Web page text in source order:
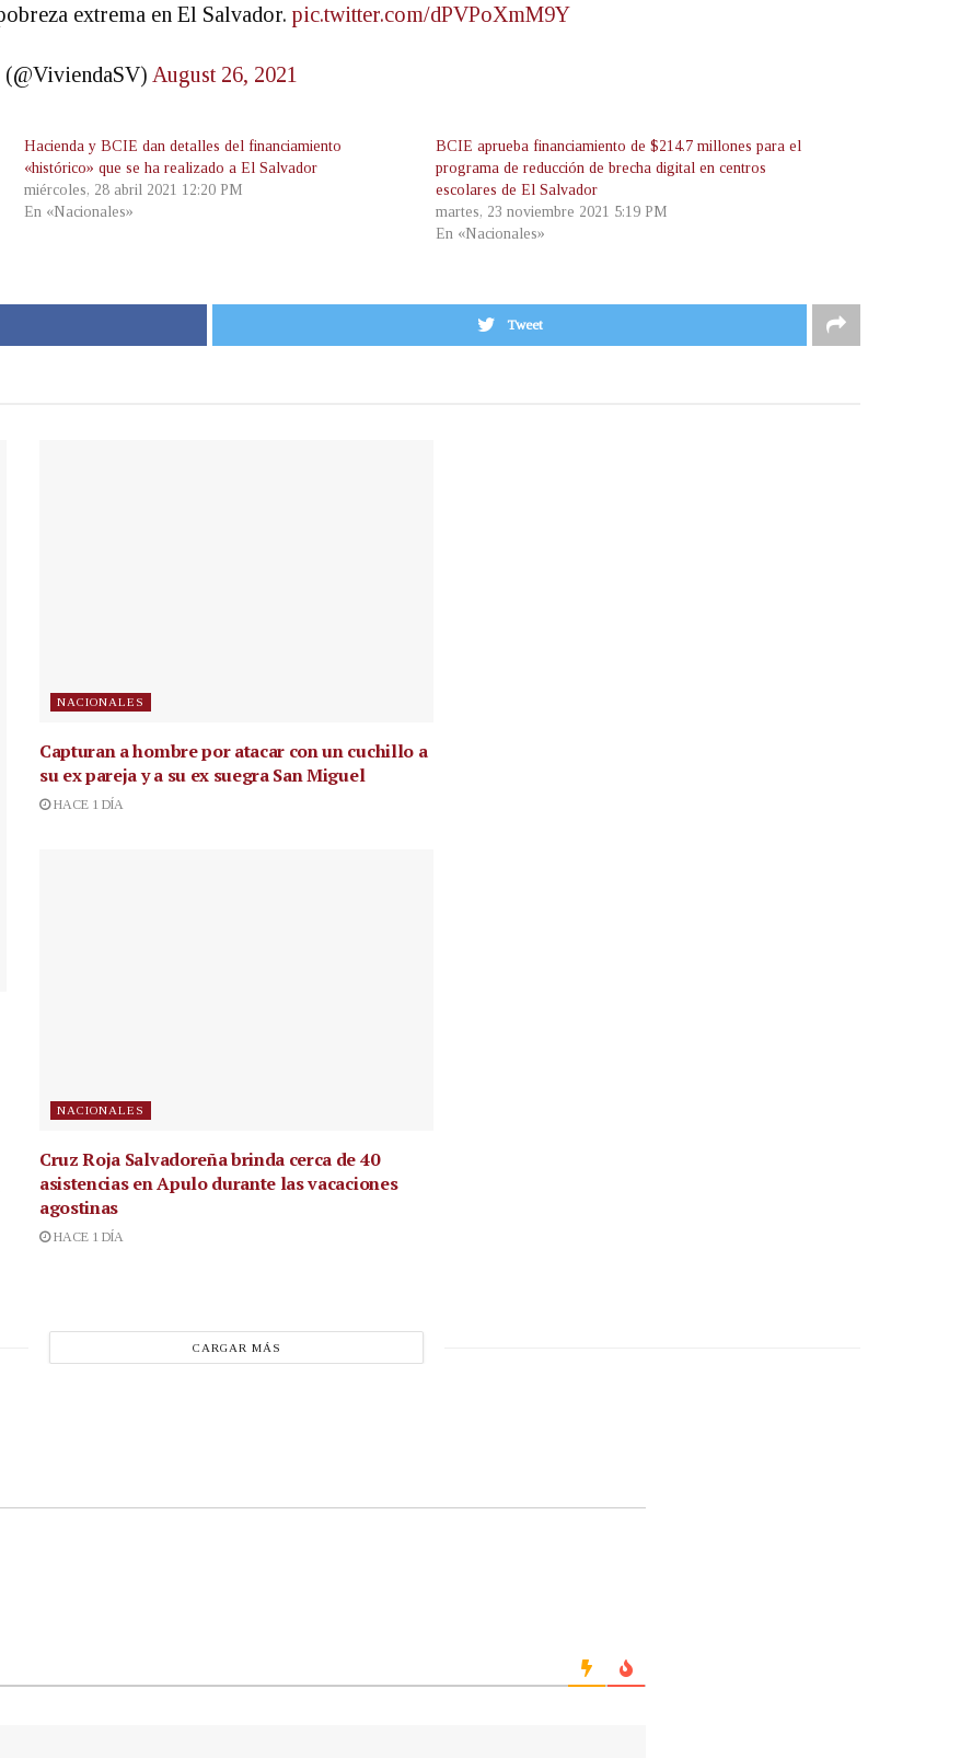
extrema en El Salvador. pic.twitter.com/dPVPoXmM9Y
August 26, 2021
Hacienda y BCIE dan detalles del financiamiento
«histórico» que se ha realizado a El Salvador
miércoles, 28 abril 2021 12:20 PM
En «Nacionales»
BCIE aprueba financiamiento de $214.7 millones para el
programa de reducción de brecha digital en centros
escolares de El Salvador
martes, 23 noviembre 2021 5:19 PM
En «Nacionales»
Tweet
NACIONALES
Capturan a hombre por atacar con un cuchillo a
su ex pareja y a su ex suegra San Miguel
HACE 1 DÍA
NACIONALES
Cruz Roja Salvadoreña brinda cerca de 40
asistencias en Apulo durante las vacaciones
agostinas
HACE 1 DÍA
CARGAR MÁS